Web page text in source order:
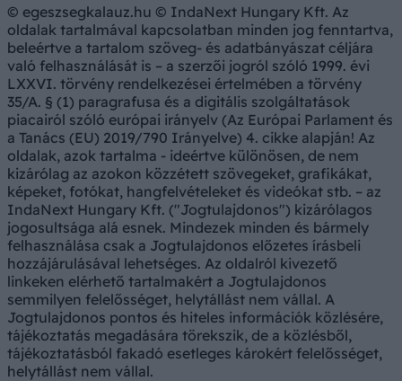
© egeszsegkalauz.hu © IndaNext Hungary Kft. Az
oldalak tartalmával kapcsolatban minden jog fenntartva,
beleértve a tartalom szöveg- és adatbányászat céljára
való felhasználását is – a szerzői jogról szóló 1999. évi
LXXVI. törvény rendelkezései értelmében a törvény
35/A. § (1) paragrafusa és a digitális szolgáltatások
piacairól szóló európai irányelv (Az Európai Parlament és
a Tanács (EU) 2019/790 Irányelve) 4. cikke alapján! Az
oldalak, azok tartalma - ideértve különösen, de nem
kizárólag az azokon közzétett szövegeket, grafikákat,
képeket, fotókat, hangfelvételeket és videókat stb. – az
IndaNext Hungary Kft. ("Jogtulajdonos") kizárólagos
jogosultsága alá esnek. Mindezek minden és bármely
felhasználása csak a Jogtulajdonos előzetes írásbeli
hozzájárulásával lehetséges. Az oldalról kivezető
linkeken elérhető tartalmakért a Jogtulajdonos
semmilyen felelősséget, helytállást nem vállal. A
Jogtulajdonos pontos és hiteles információk közlésére,
tájékoztatás megadására törekszik, de a közlésből,
tájékoztatásból fakadó esetleges károkért felelősséget,
helytállást nem vállal.